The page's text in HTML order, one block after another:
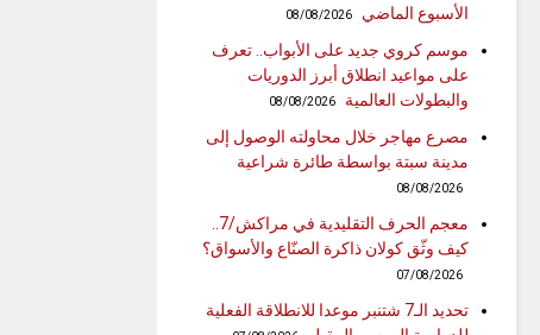
الأسبوع الماضي
08/08/2026
موسم كروي جديد على الأبواب.. تعرف
على مواعيد انطلاق أبرز الدوريات
والبطولات العالمية
08/08/2026
مصرع مهاجر خلال محاولته الوصول إلى
مدينة سبتة بواسطة طائرة شراعية
08/08/2026
معجم الحرف التقليدية في مراكش/7..
كيف وثّق كولان ذاكرة الصنّاع والأسواق؟
07/08/2026
تحديد الـ7 شتنبر موعدا للانطلاقة الفعلية